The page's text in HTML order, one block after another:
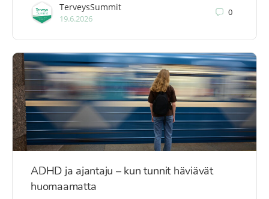
TerveysSummit
19.6.2026
0
ADHD ja ajantaju – kun tunnit häviävät
huomaamatta